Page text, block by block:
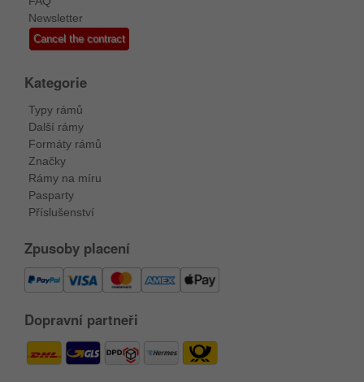
Newsletter
Cancel the contract
Kategorie
Typy rámů
Další rámy
Formáty rámů
Značky
Rámy na míru
Pasparty
Příslušenství
Zpusoby placení
Dopravní partneři